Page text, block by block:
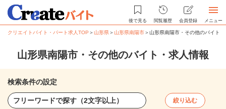
後で見る 閲覧履歴 会員登録 メニュー
クリエイトバイト・パート求人TOP ＞山形県＞山形県南陽市＞山形県南陽市・その他のバイト
山形県南陽市・その他のバイト・求人情報
検索条件の設定
絞り込む